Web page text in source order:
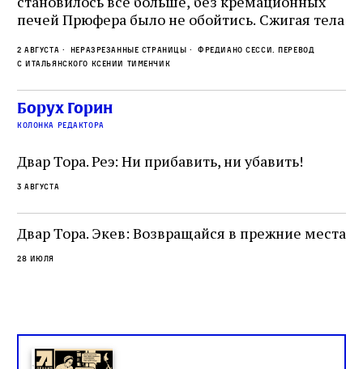
печей Прюфера было не обойтись. Cжигая тела
верны своему архаичному культу смерти, но и
скрывали от населения соседних городов,
сколько узников погибало каждый день в этих
жутких местах
2 августа Неразрезанные страницы
Фредиано Сесси. Перевод
с итальянского Ксении Тименчик
Борух Горин
колонка редактора
Двар Тора. Реэ: Ни прибавить, ни убавить!
3 августа
Двар Тора. Экев: Возвращайся в прежние места
28 июля